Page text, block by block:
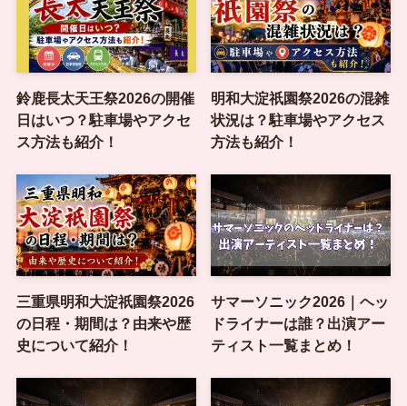
鈴鹿長太天王祭2026の開催
日はいつ？駐車場やアクセ
ス方法も紹介！
明和大淀祇園祭2026の混雑
状況は？駐車場やアクセス
方法も紹介！
三重県明和大淀祇園祭2026
の日程・期間は？由来や歴
史について紹介！
サマーソニック2026｜ヘッ
ドライナーは誰？出演アー
ティスト一覧まとめ！